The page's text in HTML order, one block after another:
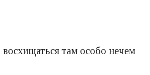
там особо нечем